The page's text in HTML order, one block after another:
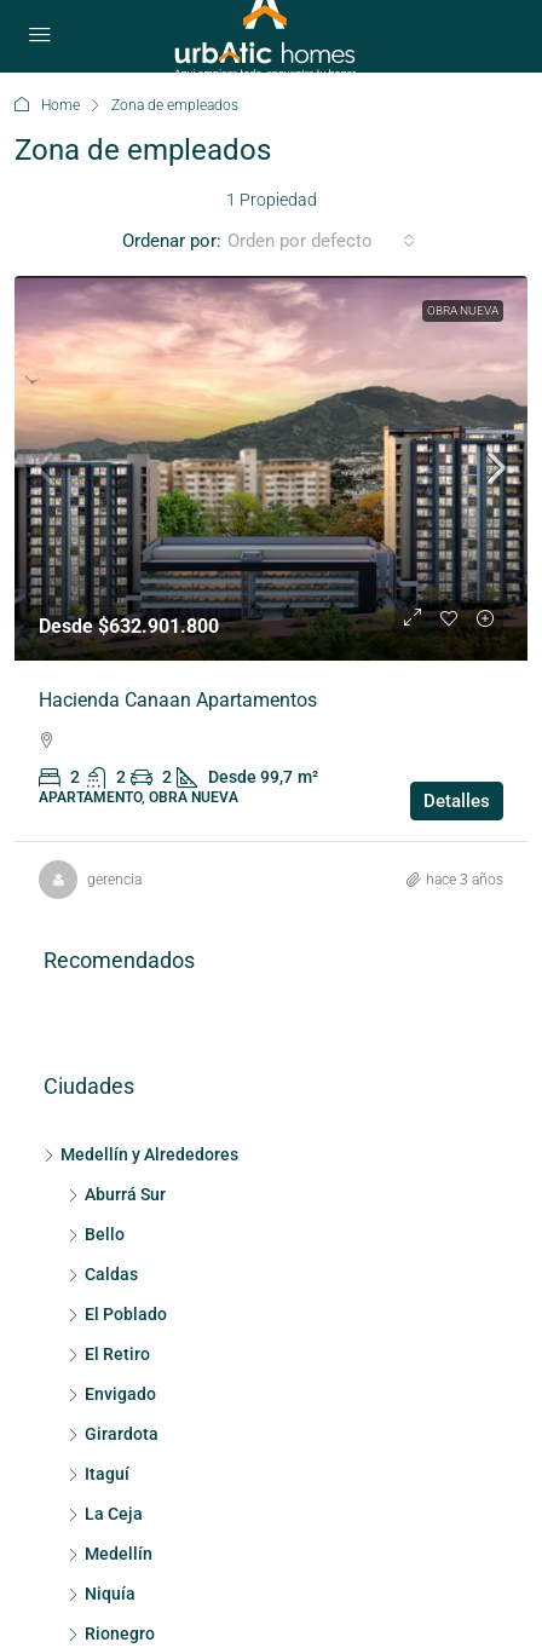
Home Zona de empleados
Zona de empleados
1 Propiedad
Ordenar por: Orden por defecto
OBRA NUEVA
Desde $632.901.800
Hacienda Canaan Apartamentos
2 2 2 Desde 99,7 m²
APARTAMENTO, OBRA NUEVA Detalles
gerencia hace 3 años
Recomendados
Ciudades
Medellín y Alrededores
Aburrá Sur
Bello
Caldas
El Poblado
El Retiro
Envigado
Girardota
Itaguí
La Ceja
Medellín
Niquía
Rionegro